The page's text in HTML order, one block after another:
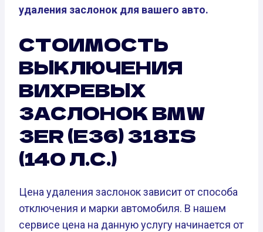
удаления заслонок для вашего авто.
СТОИМОСТЬ
ВЫКЛЮЧЕНИЯ
ВИХРЕВЫХ
ЗАСЛОНОК BMW
3ER (E36) 318IS
(140 Л.С.)
Цена удаления заслонок зависит от способа
отключения и марки автомобиля. В нашем
сервисе цена на данную услугу начинается от